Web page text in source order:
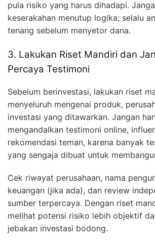
pula risiko yang harus dihadapi.
keserakahan menutup logika; selalu
tenang sebelum menyetor dana.
3. Lakukan Riset Mandiri dan
Percaya Testimoni
Sebelum berinvestasi, lakukan riset
menyeluruh mengenai produk,
investasi yang ditawarkan. Jangan
mengandalkan testimoni online,
rekomendasi teman, karena banyak
yang sengaja dibuat untuk
Cek riwayat perusahaan, nama
keuangan (jika ada), dan review
sumber terpercaya. Dengan riset
melihat potensi risiko lebih objektif
jebakan investasi bodong.